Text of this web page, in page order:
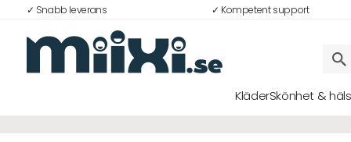
✓ Snabb leverans ✓ Kompetent support
KläderSkönhet &